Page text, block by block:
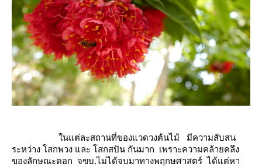
นแต่ละสถานที่ของแวดวงต้นไม้ มีความสับสน
ระหว่าง โสกพวง และ โสกสปัน กันมาก เพราะความคล้ายคลึง
ของลักษณะดอก จขบ.ไม่ได้จบมาทางพฤกษศาสตร์ ได้แต่หา